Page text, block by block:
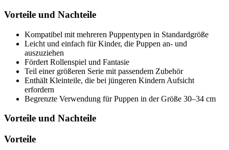
Vorteile und Nachteile
Kompatibel mit mehreren Puppentypen in Standardgröße
Leicht und einfach für Kinder, die Puppen an- und
auszuziehen
Fördert Rollenspiel und Fantasie
Teil einer größeren Serie mit passendem Zubehör
Enthält Kleinteile, die bei jüngeren Kindern Aufsicht
erfordern
Begrenzte Verwendung für Puppen in der Größe 30–34 cm
Vorteile und Nachteile
Vorteile